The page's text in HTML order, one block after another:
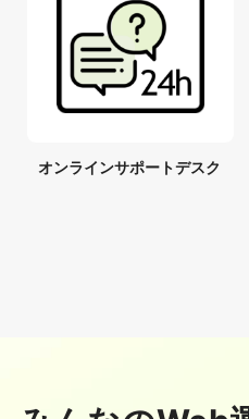
オンラインサポートデスク